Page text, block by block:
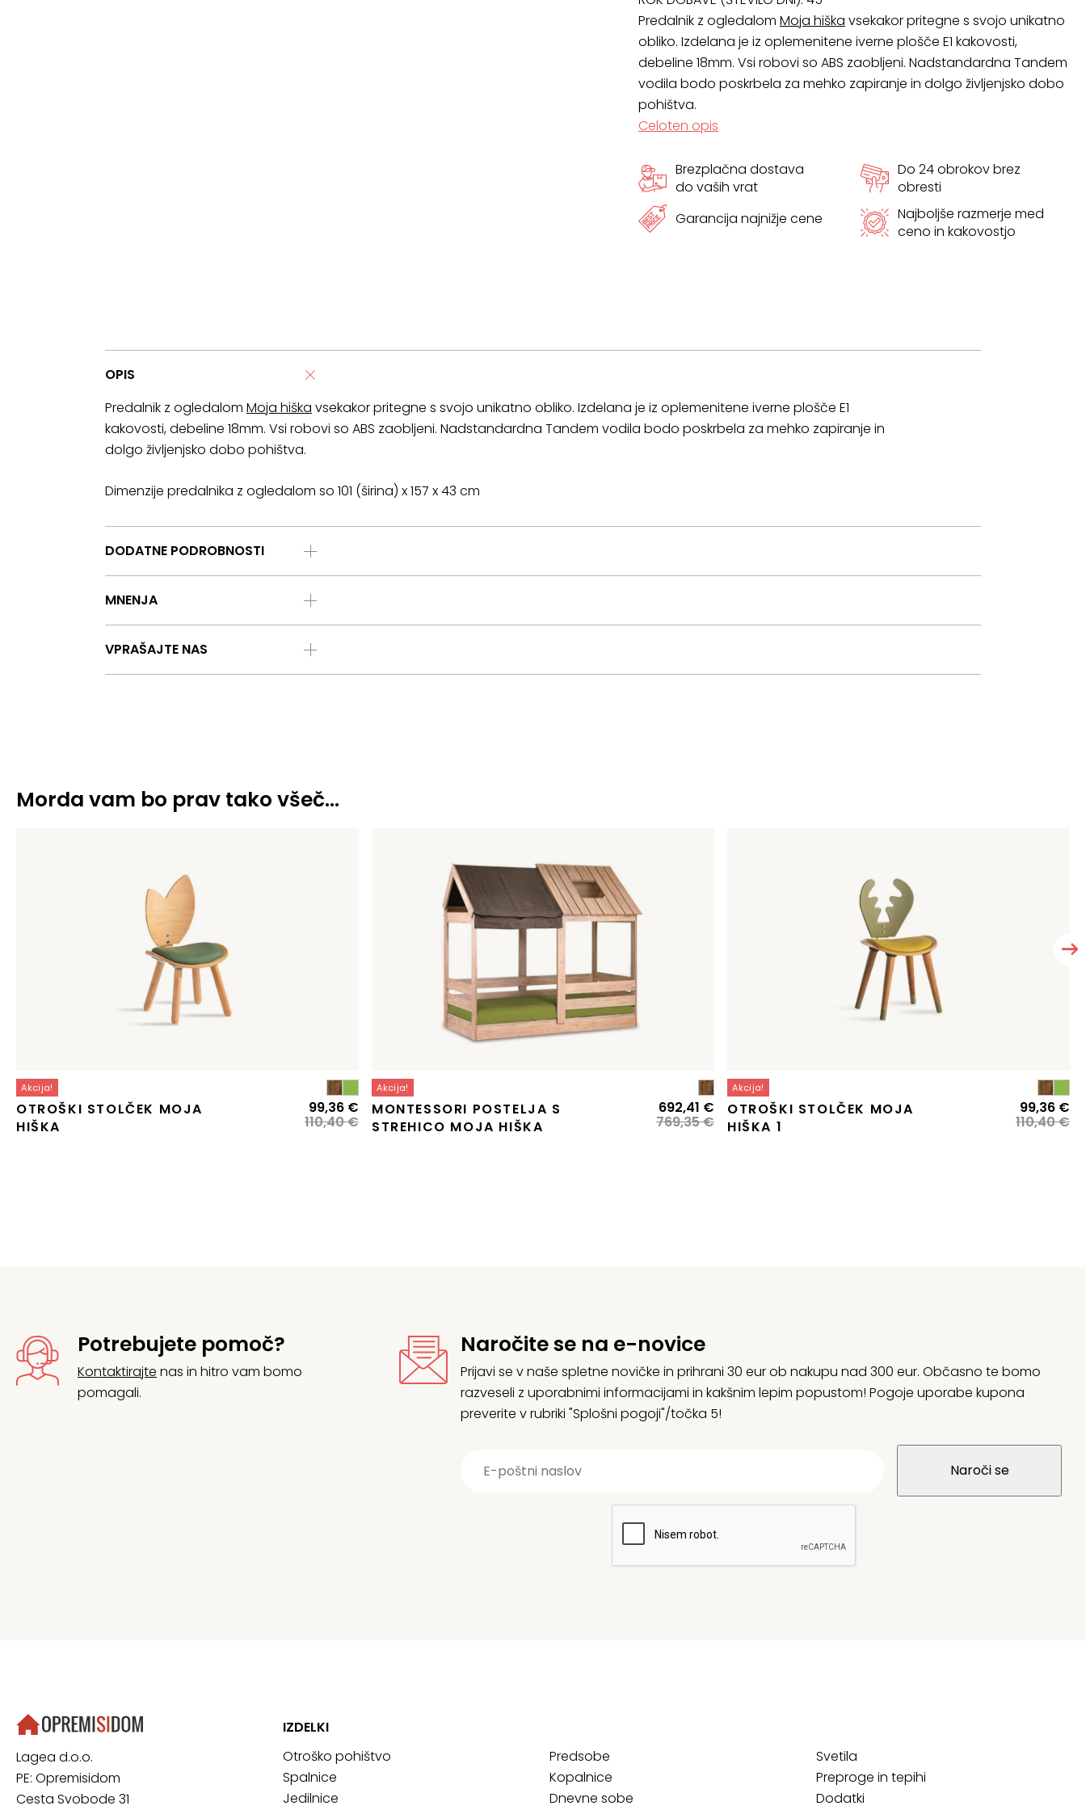
Predalnik z ogledalom Moja hiška vsekakor pritegne s svojo unikatno
obliko. Izdelana je iz oplemenitene iverne plošče E1 kakovosti,
debeline 18mm. Vsi robovi so ABS zaobljeni. Nadstandardna Tandem
vodila bodo poskrbela za mehko zapiranje in dolgo življenjsko dobo
pohištva.
Celoten opis
Brezplačna dostava
do vaših vrat
Do 24 obrokov brez
obresti
Garancija najnižje cene
Najboljše razmerje med
ceno in kakovostjo
OPIS
Predalnik z ogledalom Moja hiška vsekakor pritegne s svojo unikatno obliko. Izdelana je iz oplemenitene iverne plošče E1
kakovosti, debeline 18mm. Vsi robovi so ABS zaobljeni. Nadstandardna Tandem vodila bodo poskrbela za mehko zapiranje in
dolgo življenjsko dobo pohištva.
Dimenzije predalnika z ogledalom so 101 (širina) x 157 x 43 cm
DODATNE PODROBNOSTI
MNENJA
VPRAŠAJTE NAS
Morda vam bo prav tako všeč…
Akcija!
OTROŠKI STOLČEK MOJA
HIŠKA
110,40€
Izvirna
cena
99,36 €Trenutna
cena
Akcija!
MONTESSORI POSTELJA S
STREHICO MOJA HIŠKA
769,35€
Izvirna
cena
692,41 €Trenutna
cena
Akcija!
OTROŠKI STOLČEK MOJA
HIŠKA 1
110,40€
99,36 €
Potrebujete pomoč?
Kontaktirajte nas in hitro vam bomo
pomagali.
Naročite se na e-novice
Prijavi se v naše spletne novičke in prihrani 30 eur ob nakupu nad 300 eur. Občasno te bomo
razveseli z uporabnimi informacijami in kakšnim lepim popustom! Pogoje uporabe kupona
preverite v rubriki "Splošni pogoji"/točka 5!
Lagea d.o.o.
PE: Opremisidom
Cesta Svobode 31
IZDELKI
Otroško pohištvo
Spalnice
Jedilnice
Predsobe
Kopalnice
Dnevne sobe
Svetila
Preproge in tepihi
Dodatki